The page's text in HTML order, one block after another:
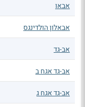
אבאו
אבאלון הולדינגס
אב-גד
אב-גד אגח ב
אב-גד אגח ג